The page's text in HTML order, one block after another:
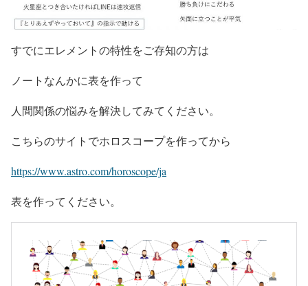
すでにエレメントの特性をご存知の方は
ノートなんかに表を作って
人間関係の悩みを解決してみてください。
こちらのサイトでホロスコープを作ってから
https://www.astro.com/horoscope/ja
表を作ってください。